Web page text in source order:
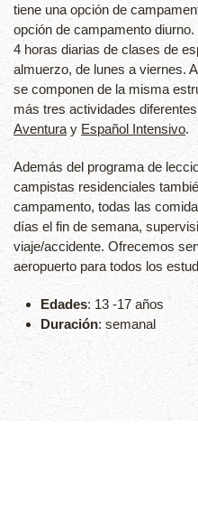
tiene una opción de
opción de campamento
4 horas diarias de clases de
almuerzo, de lunes a viernes.
se componen de la misma
más tres actividades
Aventura y Español Intensivo.
Además del programa de
campistas residenciales
campamento, todas las
días el fin de semana,
viaje/accidente. Ofrecemos
aeropuerto para todos los
Edades: 13 -17 años
Duración: semanal